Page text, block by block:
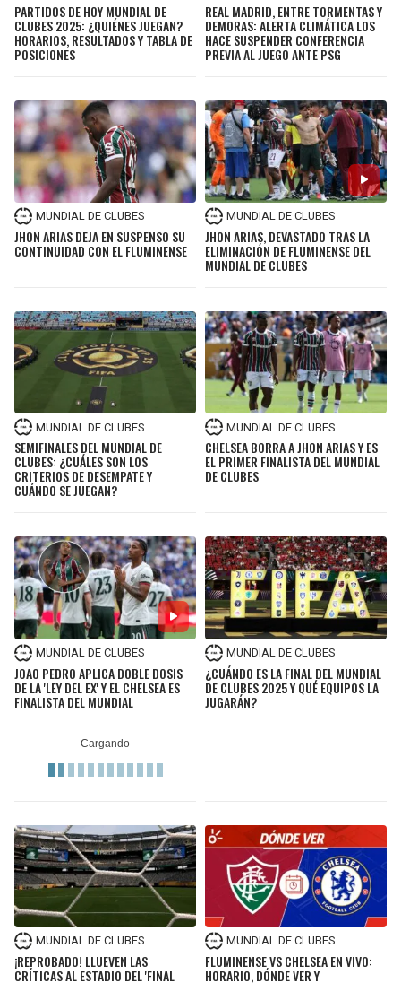
PARTIDOS DE HOY MUNDIAL DE
CLUBES 2025: ¿QUIÉNES JUEGAN?
HORARIOS, RESULTADOS Y TABLA DE
POSICIONES
REAL MADRID, ENTRE TORMENTAS Y
DEMORAS: ALERTA CLIMÁTICA LOS
HACE SUSPENDER CONFERENCIA
PREVIA AL JUEGO ANTE PSG
MUNDIAL DE CLUBES
JHON ARIAS DEJA EN SUSPENSO SU
CONTINUIDAD CON EL FLUMINENSE
MUNDIAL DE CLUBES
JHON ARIAS, DEVASTADO TRAS LA
ELIMINACIÓN DE FLUMINENSE DEL
MUNDIAL DE CLUBES
MUNDIAL DE CLUBES
SEMIFINALES DEL MUNDIAL DE
CLUBES: ¿CUÁLES SON LOS
CRITERIOS DE DESEMPATE Y
CUÁNDO SE JUEGAN?
MUNDIAL DE CLUBES
CHELSEA BORRA A JHON ARIAS Y ES
EL PRIMER FINALISTA DEL MUNDIAL
DE CLUBES
MUNDIAL DE CLUBES
JOAO PEDRO APLICA DOBLE DOSIS
DE LA 'LEY DEL EX' Y EL CHELSEA ES
FINALISTA DEL MUNDIAL
MUNDIAL DE CLUBES
¿CUÁNDO ES LA FINAL DEL MUNDIAL
DE CLUBES 2025 Y QUÉ EQUIPOS LA
JUGARÁN?
MUNDIAL DE CLUBES
¡REPROBADO! LLUEVEN LAS
CRÍTICAS AL ESTADIO DEL 'FINAL
MUNDIAL DE CLUBES
FLUMINENSE VS CHELSEA EN VIVO:
HORARIO, DÓNDE VER Y